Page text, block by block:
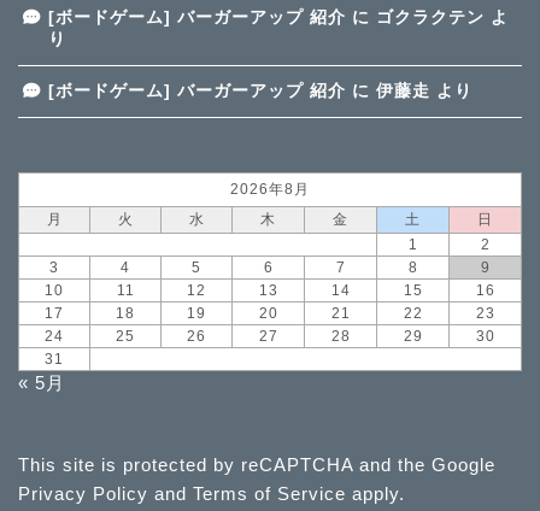
[ボードゲーム] バーガーアップ 紹介 に ゴクラクテン よ
り
[ボードゲーム] バーガーアップ 紹介 に 伊藤走 より
2026年8月
月
火 水 木 金 土
日
1
2
3
4 5 6 7 8
9
10
11 12 13 14 15
16
17
18 19 20 21 22
23
24
25 26 27 28 29
30
31
« 5月
This site is protected by reCAPTCHA and the Google
Privacy Policy and Terms of Service apply.